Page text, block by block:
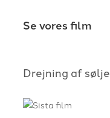
Se vores film
Drejning af sølje